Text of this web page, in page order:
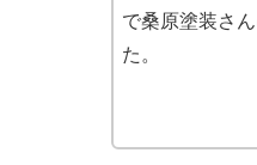
で桑原塗装さ
た。